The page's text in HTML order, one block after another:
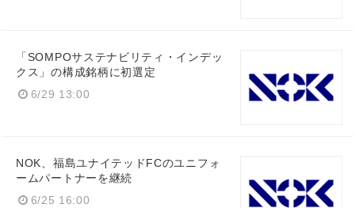
「SOMPOサステナビリティ・インデッ
クス」の構成銘柄に初選定
6/29 13:00
NOK、福島ユナイテッドFCのユニフォ
ームパートナーを継続
6/25 16:00